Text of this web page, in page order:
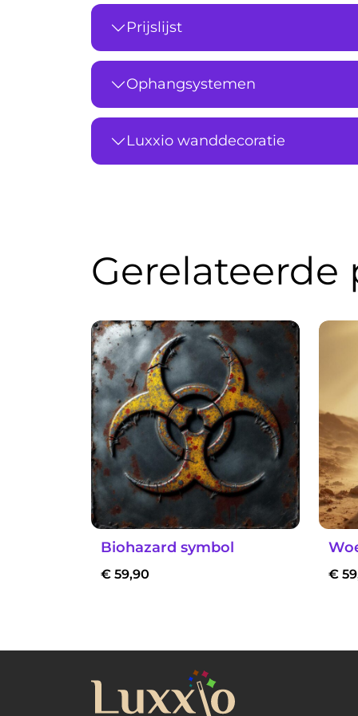
Prijslijst
Ophangsystemen
Luxxio wanddecoratie
Gerelateerde
Biohazard symbol
€ 59,90 €